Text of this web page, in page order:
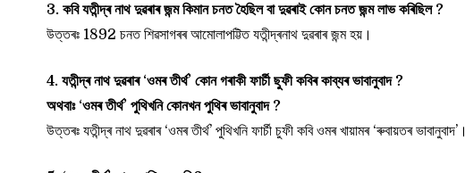
3. কবি যতীন্দ্ৰ নাথ দুৱৰাৰ জন্ম কিমান চনত হৈছিল বা দুৱৰাই কোন চনত জন্ম লাভ কৰিছিল ?
উত্তৰঃ 1892 চনত শিৱসাগৰৰ আমোলাপট্টিত যতীন্দ্ৰনাথ দুৱৰাৰ জন্ম হয়।
4. যতীন্দ্ৰ নাথ দুৱৰাৰ ‘ওমৰ তীৰ্থ’ কোন গৰাকী ফাৰ্চী ছুফী কবিৰ কাব্যৰ ভাবানুবাদ ?
অথবাঃ ‘ওমৰ তীৰ্থ’ পুথিখনি কোনখন পুথিৰ ভাবানুবাদ ?
উত্তৰঃ যতীন্দ্ৰ নাথ দুৱৰাৰ ‘ওমৰ তীৰ্থ’ পুথিখনি ফাৰ্চী চুফী কবি ওমৰ খায়ামৰ ‘ৰুবায়তৰ ভাবানুবাদ’।